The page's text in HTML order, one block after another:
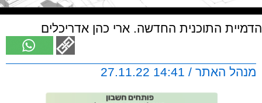
הדמיית התוכנית החדשה. ארי כהן אדריכלים
מנהל האתר / 14:41 27.11.22